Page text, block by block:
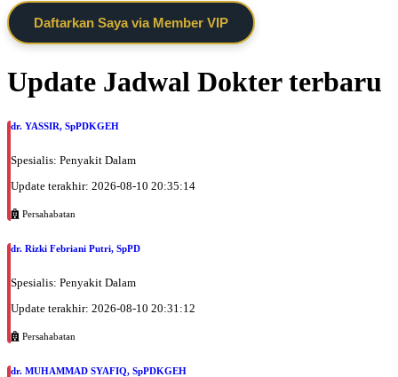
Daftarkan Saya via Member VIP
Update Jadwal Dokter terbaru
dr. YASSIR, SpPDKGEH
Spesialis: Penyakit Dalam
Update terakhir: 2026-08-10 20:35:14
Persahabatan
dr. Rizki Febriani Putri, SpPD
Spesialis: Penyakit Dalam
Update terakhir: 2026-08-10 20:31:12
Persahabatan
dr. MUHAMMAD SYAFIQ, SpPDKGEH